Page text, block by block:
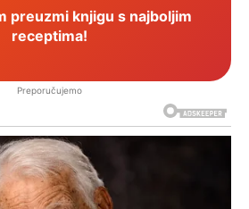
preuzmi knjigu s najboljim
receptima!
Preporučujemo